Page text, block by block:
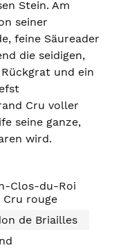
Stein. Am
seiner
feine Säureader
die seidigen,
und ein
Cru voller
seine ganze,
wird.
Clos-du-Roi
Cru rouge
de Briailles